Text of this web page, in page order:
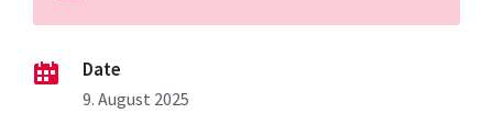
Date
9. August 2025